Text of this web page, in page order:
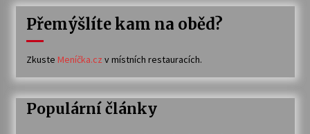
Přemýšlíte kam na oběd?
Zkuste Meníčka.cz v místních restauracích.
Populární články